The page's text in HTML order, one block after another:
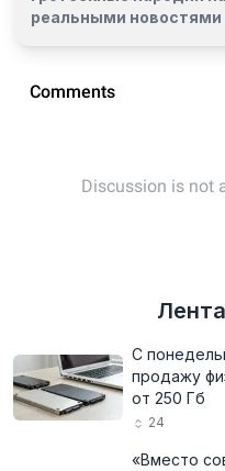
реальными новостями
С
продажу
от 250 Гб
24
«Вместо